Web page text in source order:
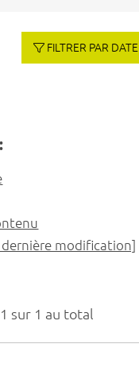
sur 1 au total
FILTRER PAR DATE
dernière modification]